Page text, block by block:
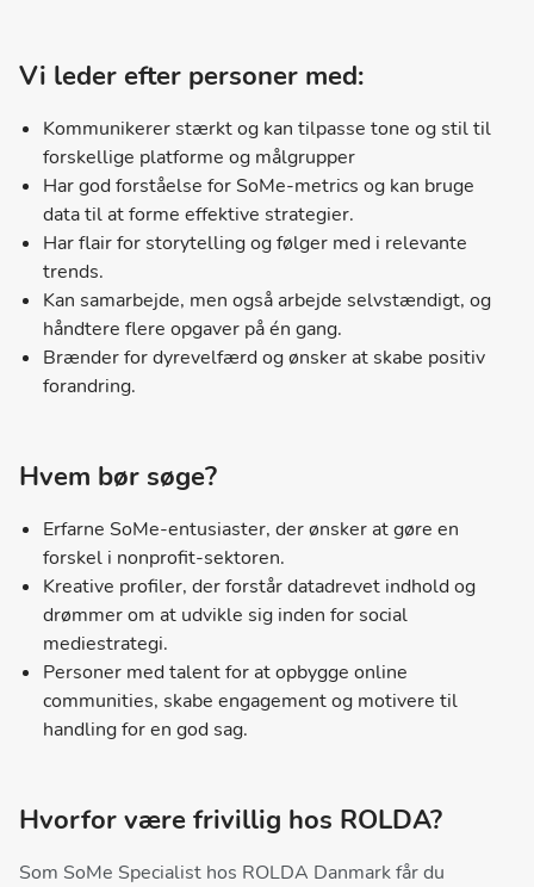
Vi leder efter personer med:
Kommunikerer stærkt og kan tilpasse tone og stil til
forskellige platforme og målgrupper
Har god forståelse for SoMe-metrics og kan bruge
data til at forme effektive strategier.
Har flair for storytelling og følger med i relevante
trends.
Kan samarbejde, men også arbejde selvstændigt, og
håndtere flere opgaver på én gang.
Brænder for dyrevelfærd og ønsker at skabe positiv
forandring.
Hvem bør søge?
Erfarne SoMe-entusiaster, der ønsker at gøre en
forskel i nonprofit-sektoren.
Kreative profiler, der forstår datadrevet indhold og
drømmer om at udvikle sig inden for social
mediestrategi.
Personer med talent for at opbygge online
communities, skabe engagement og motivere til
handling for en god sag.
Hvorfor være frivillig hos ROLDA?
Som SoMe Specialist hos ROLDA Danmark får du